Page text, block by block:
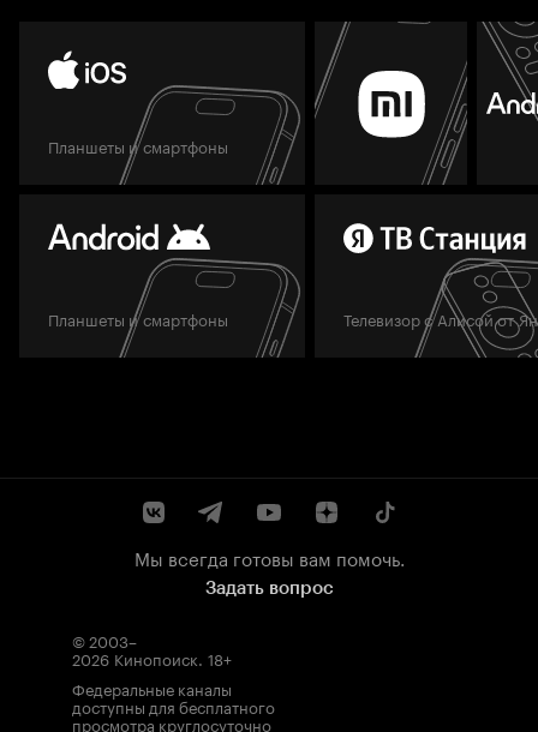
Планшеты и смартфоны
Планшеты и смартфоны Телевизор с Алисой от
Мы всегда готовы вам помочь.
Задать вопрос
© 2003–
2026 Кинопоиск. 18+
Федеральные каналы
доступны для бесплатного
просмотра круглосуточно